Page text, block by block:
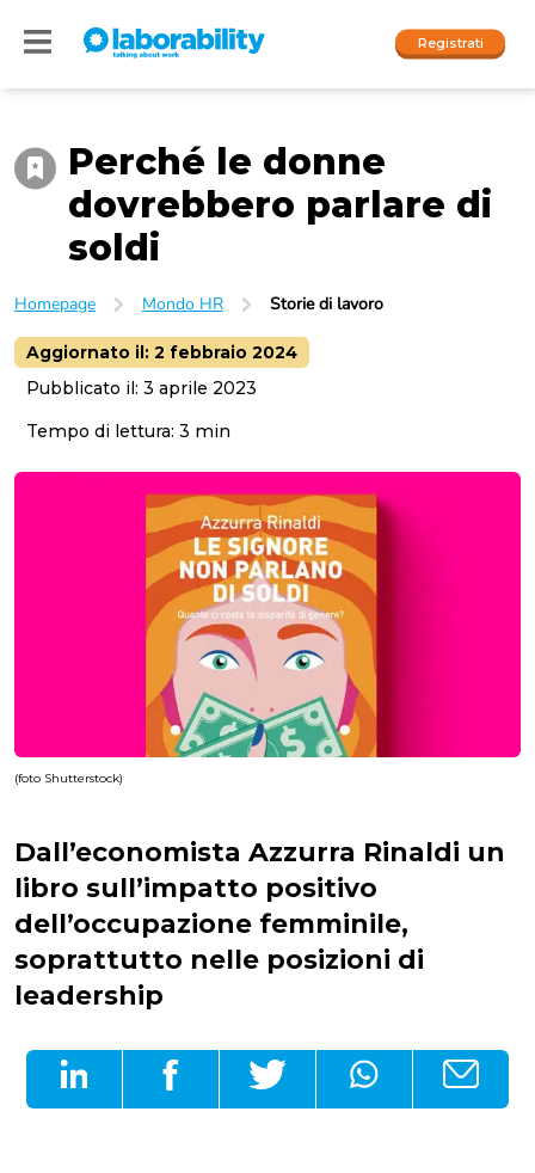
Registrati
I nostri social
Accedi
People
Company
Perché le donne
dovrebbero parlare di
soldi
Homepage Mondo HR Storie di lavoro
Aggiornato il: 2 febbraio 2024
Pubblicato il: 3 aprile 2023
Tempo di lettura: 3 min
(foto Shutterstock)
Dall’economista Azzurra Rinaldi un
libro sull’impatto positivo
dell’occupazione femminile,
soprattutto nelle posizioni di
leadership